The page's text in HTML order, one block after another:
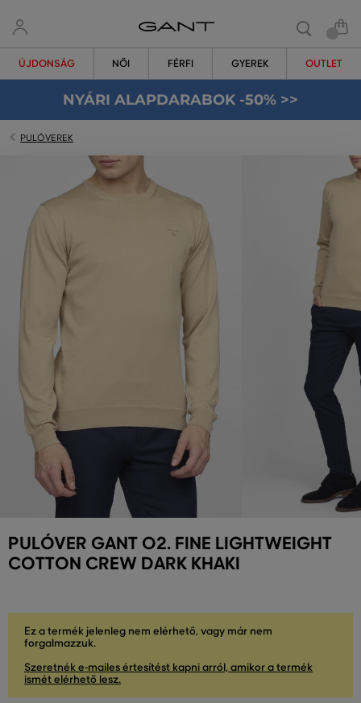
ÚJDONSÁG NŐI FÉRFI GYEREK OUTLET
NYÁRI ALAPDARABOK -50% >>
PULÓVEREK
PULÓVER GANT O2. FINE LIGHTWEIGHT
COTTON CREW DARK KHAKI
Ez a termék jelenleg nem elérhető, vagy már nem
forgalmazzuk.
Szeretnék e-mailes értesítést kapni arról, amikor a termék
ismét elérhető lesz.